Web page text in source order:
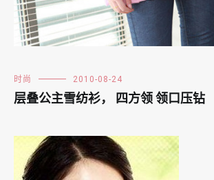
时尚 2010-08-24
层叠公主雪纺衫， 四方领 领口压钻